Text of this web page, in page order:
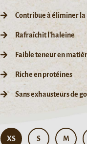
Contribue à éliminer
Rafraîchit l'haleine
Faible teneur en
Riche en protéines
Sans exhausteurs de
XS S M